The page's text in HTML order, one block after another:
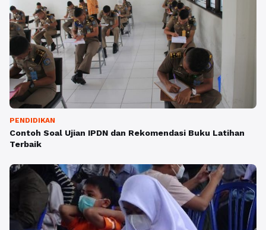
PENDIDIKAN
Contoh Soal Ujian IPDN dan Rekomendasi Buku Latihan
Terbaik